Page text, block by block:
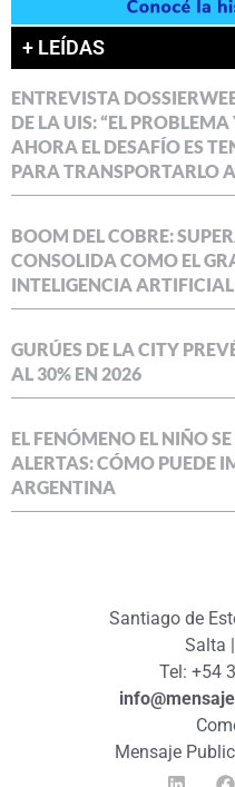
+ LEÍDAS
ENTREVISTA
DE LA UIS: “EL
AHORA EL DESAFÍO ES
PARA TRANSPORTARLO
BOOM DEL COBRE:
CONSOLIDA COMO EL
INTELIGENCIA ARTIFICIAL
GURÚES DE LA CITY
AL 30% EN 2026
EL FENÓMENO EL NIÑO
ALERTAS: CÓMO PUEDE
ARGENTINA
Santiago de
Salta
Tel: +54
Mensaje